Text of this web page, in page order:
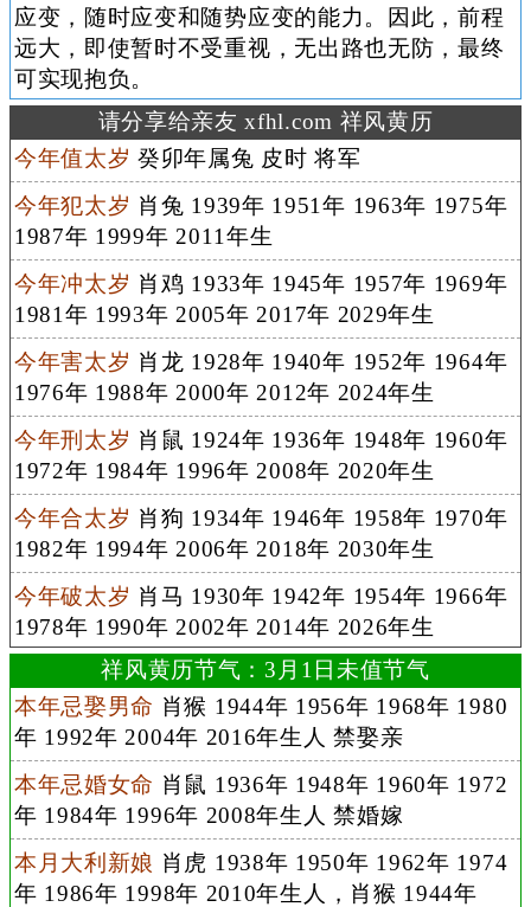
应变，随时应变和随势应变的能力。因此，前程
远大，即使暂时不受重视，无出路也无防，最终
可实现抱负。
请分享给亲友 xfhl.com 祥风黄历
今年值太岁 癸卯年属兔 皮时 将军
今年犯太岁 肖兔 1939年 1951年 1963年 1975年
1987年 1999年 2011年生
今年冲太岁 肖鸡 1933年 1945年 1957年 1969年
1981年 1993年 2005年 2017年 2029年生
今年害太岁 肖龙 1928年 1940年 1952年 1964年
1976年 1988年 2000年 2012年 2024年生
今年刑太岁 肖鼠 1924年 1936年 1948年 1960年
1972年 1984年 1996年 2008年 2020年生
今年合太岁 肖狗 1934年 1946年 1958年 1970年
1982年 1994年 2006年 2018年 2030年生
今年破太岁 肖马 1930年 1942年 1954年 1966年
1978年 1990年 2002年 2014年 2026年生
祥风黄历节气：3月1日未值节气
本年忌娶男命 肖猴 1944年 1956年 1968年 1980
年 1992年 2004年 2016年生人 禁娶亲
本年忌婚女命 肖鼠 1936年 1948年 1960年 1972
年 1984年 1996年 2008年生人 禁婚嫁
本月大利新娘 肖虎 1938年 1950年 1962年 1974
年 1986年 1998年 2010年生人，肖猴 1944年